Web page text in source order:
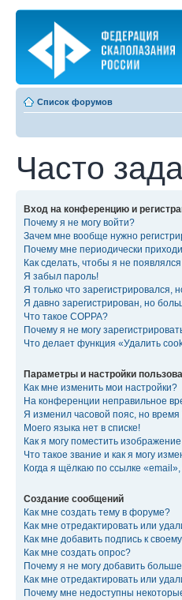
Список форумов
Часто
Вход на конференцию и
Почему я не могу войти?
Зачем мне вообще нужно
Почему мне периодически
Как сделать, чтобы я не
Я забыл пароль!
Я только что зарегистрировался,
Я давно зарегистрирован, но
Что такое COPPA?
Почему я не могу
Что делает функция «Удалить
Параметры и настройки
Как мне изменить мои настройки?
На конференции неправильное
Я изменил часовой пояс, но
Моего языка нет в списке!
Как я могу поместить
Что такое звание и как я могу
Когда я щёлкаю по ссылке
Создание сообщений
Как мне создать тему в форуме?
Как мне отредактировать или
Как мне добавить подпись к
Как мне создать опрос?
Почему я не могу добавить
Как мне отредактировать или
Почему мне недоступны